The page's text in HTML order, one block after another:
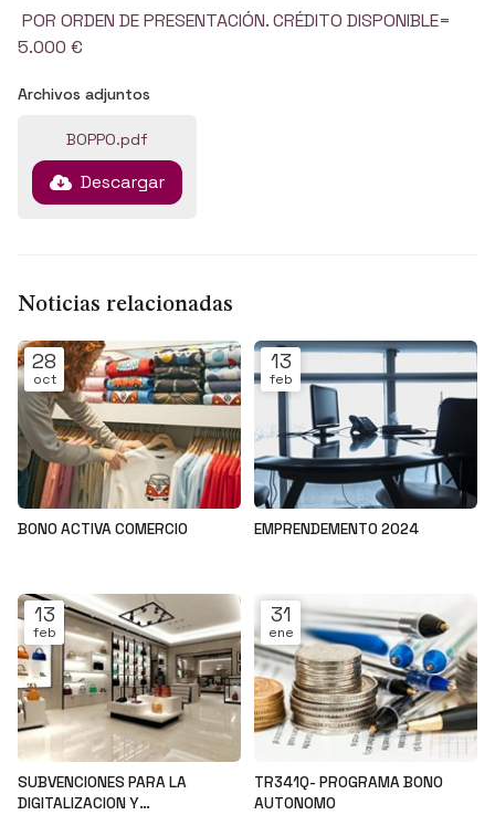
POR ORDEN DE PRESENTACIÓN. CRÉDITO DISPONIBLE=
5.000 €
Archivos adjuntos
BOPPO.pdf
Descargar
Noticias relacionadas
28
oct
BONO ACTIVA COMERCIO
13
feb
EMPRENDEMENTO 2024
13
feb
SUBVENCIONES PARA LA
DIGITALIZACION Y
31
ene
TR341Q- PROGRAMA BONO
AUTONOMO